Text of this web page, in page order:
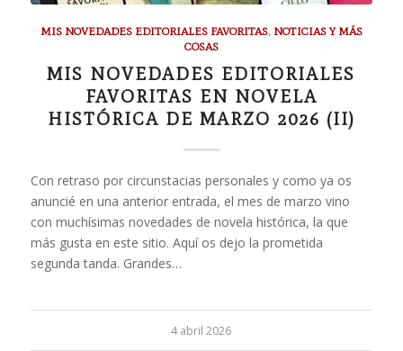
MIS NOVEDADES EDITORIALES FAVORITAS, NOTICIAS Y MÁS
COSAS
MIS NOVEDADES EDITORIALES
FAVORITAS EN NOVELA
HISTÓRICA DE MARZO 2026 (II)
Con retraso por circunstacias personales y como ya os
anuncié en una anterior entrada, el mes de marzo vino
con muchísimas novedades de novela histórica, la que
más gusta en este sitio. Aquí os dejo la prometida
segunda tanda. Grandes…
4 abril 2026